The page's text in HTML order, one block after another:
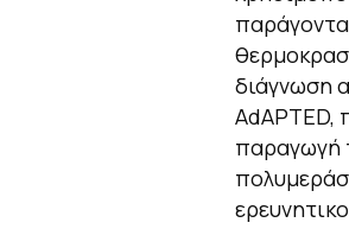
διάγνωση
AdAPTED,
παραγωγή